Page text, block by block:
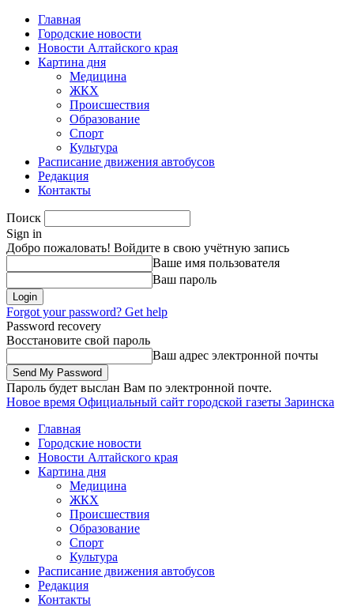
Главная
Городские новости
Новости Алтайского края
Картина дня
Медицина
ЖКХ
Происшествия
Образование
Спорт
Культура
Расписание движения автобусов
Редакция
Контакты
Поиск
Sign in
Добро пожаловать! Войдите в свою учётную запись
Ваше имя пользователя
Ваш пароль
Forgot your password? Get help
Password recovery
Восстановите свой пароль
Ваш адрес электронной почты
Пароль будет выслан Вам по электронной почте.
Новое время Официальный сайт городской газеты Заринска
Главная
Городские новости
Новости Алтайского края
Картина дня
Медицина
ЖКХ
Происшествия
Образование
Спорт
Культура
Расписание движения автобусов
Редакция
Контакты